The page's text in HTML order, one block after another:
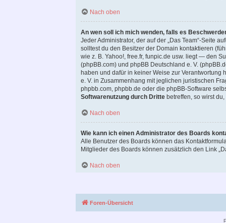
Nach oben
An wen soll ich mich wenden, falls es
Jeder Administrator, der auf der „Das Team“-Seite
solltest du den Besitzer der Domain kontaktieren
wie z. B. Yahoo!, free.fr, funpic.de usw. liegt — den
(phpBB.com) und phpBB Deutschland e. V.
haben und dafür in keiner Weise zur
e. V. in Zusammenhang mit jeglichen juristischen
phpbb.com, phpbb.de oder die phpBB-Software
Softwarenutzung durch Dritte betreffen, so wirst
Nach oben
Wie kann ich einen Administrator des Boards
Alle Benutzer des Boards können das
Mitglieder des Boards können zusätzlich den Link
Nach oben
Foren-Übersicht